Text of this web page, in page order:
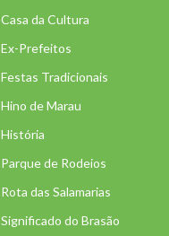
Casa da Cultura
Ex-Prefeitos
Festas Tradicionais
Hino de Marau
História
Parque de Rodeios
Rota das Salamarias
Significado do Brasão